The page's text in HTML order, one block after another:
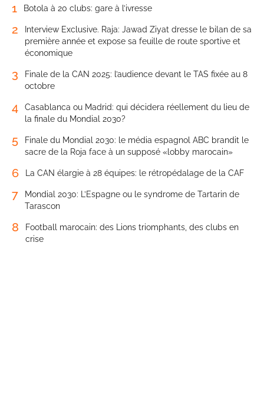
1 Botola à 20 clubs: gare à l’ivresse
2
Interview Exclusive. Raja: Jawad Ziyat dresse le bilan de sa
première année et expose sa feuille de route sportive et
économique
3
Finale de la CAN 2025: l’audience devant le TAS fixée au 8
octobre
4
Casablanca ou Madrid: qui décidera réellement du lieu de
la finale du Mondial 2030?
5
Finale du Mondial 2030: le média espagnol ABC brandit le
sacre de la Roja face à un supposé «lobby marocain»
6 La CAN élargie à 28 équipes: le rétropédalage de la CAF
7
Mondial 2030: L’Espagne ou le syndrome de Tartarin de
Tarascon
8
Football marocain: des Lions triomphants, des clubs en
crise